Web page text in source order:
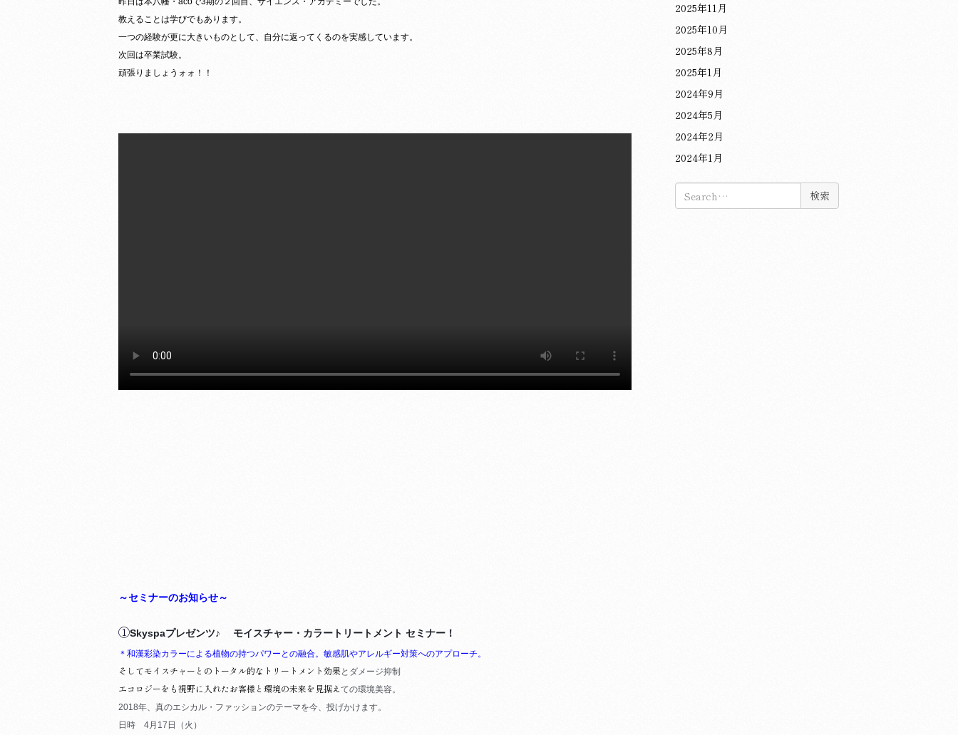
教えることは学びでもあります。
一つの経験が更に大きいものとして、自分に返ってくるのを実感しています。
次回は卒業試験。
頑張りましょうォォ！！
～セミナーのお知らせ～
①Skyspaプレゼンツ♪ モイスチャー・カラートリートメント セミナー！
＊和漢彩染カラーによる植物の持つパワーとの融合。敏感肌やアレルギー対策へのアプローチ。
そしてモイスチャーとのトータル的なトリートメント効果とダ メージ抑制
エコロジーをも視野に入れたお客様と環境の未来を見据えての環境美容。
2018年、真のエシカル・ファッションのテーマを今、投げかけます。
日時 4月17日（火）
2025年11月
2025年10月
2025年8月
2025年1月
2024年9月
2024年5月
2024年2月
2024年1月
検
索: